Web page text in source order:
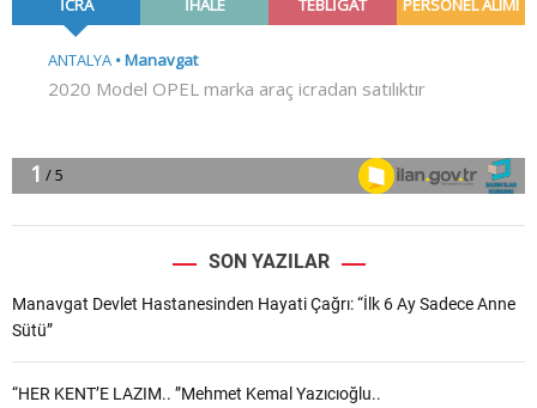
SON YAZILAR
Manavgat Devlet Hastanesinden Hayati Çağrı: “İlk 6 Ay Sadece Anne
Sütü”
“HER KENT’E LAZIM.. ”Mehmet Kemal Yazıcıoğlu..